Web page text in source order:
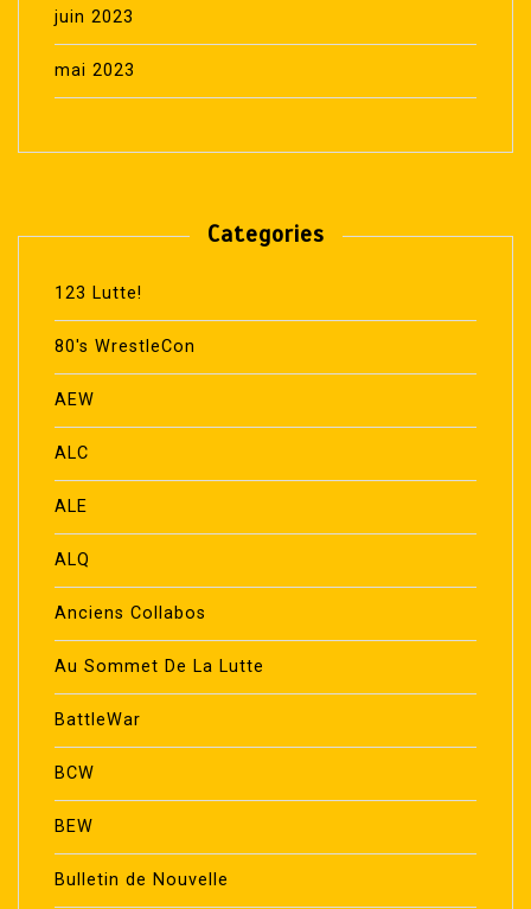
juin 2023
mai 2023
Categories
123 Lutte!
80's WrestleCon
AEW
ALC
ALE
ALQ
Anciens Collabos
Au Sommet De La Lutte
BattleWar
BCW
BEW
Bulletin de Nouvelle